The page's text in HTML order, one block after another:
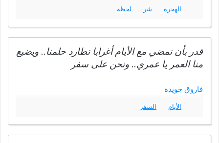
الهجرة شر لحظة
قدر بأن نمضي مع الأيام أغرابا نطارد حلمنا.. ويضيع
منا العمر يا عمري.. ونحن على سفر
فاروق جويدة
الأيام السفر